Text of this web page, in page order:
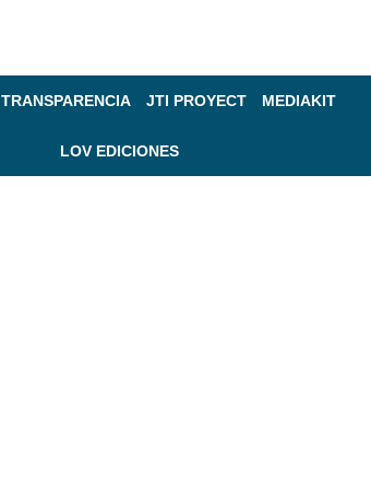
TRANSPARENCIA JTI PROYECT MEDIAKIT
LOV EDICIONES